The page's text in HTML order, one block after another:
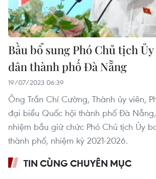
Bầu bổ sung Phó Chủ tịch
dân thành phố Đà Nẵng
19/07/2023 06:39
Ông Trần Chí Cường, Thành ủy viên,
đại biểu Quốc hội thành phố Đà
nhiệm bầu giữ chức Phó Chủ tịch Ủy
thành phố, nhiệm kỳ 2021-2026.
TIN CÙNG CHUYÊN MỤC